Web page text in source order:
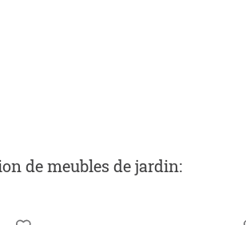
de meubles de jardin: